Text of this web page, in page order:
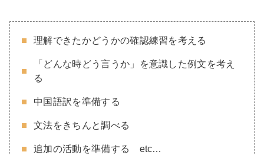
理解できたかどうかの確認練習を考える
「どんな時どう言うか」を意識した例文を考え
る
中国語訳を準備する
文法をきちんと調べる
追加の活動を準備する etc…